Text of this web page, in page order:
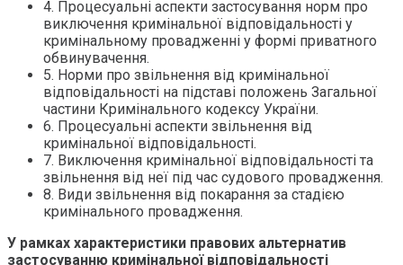
4. Процесуальні аспекти застосування норм про
виключення кримінальної відповідальності у
кримінальному провадженні у формі приватного
обвинувачення.
5. Норми про звільнення від кримінальної
відповідальності на підставі положень Загальної
частини Кримінального кодексу України.
6. Процесуальні аспекти звільнення від
кримінальної відповідальності.
7. Виключення кримінальної відповідальності та
звільнення від неї під час судового провадження.
8. Види звільнення від покарання за стадією
кримінального провадження.
У рамках характеристики правових альтернатив
застосуванню кримінальної відповідальності